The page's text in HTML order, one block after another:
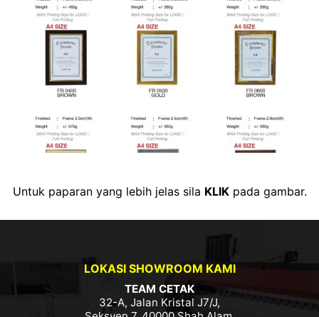
Untuk paparan yang lebih jelas sila KLIKpada gambar.
LOKASI SHOWROOM KAMI
TEAM CETAK
32-A, Jalan Kristal J7/J,